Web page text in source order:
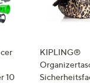
10
KIPLING®